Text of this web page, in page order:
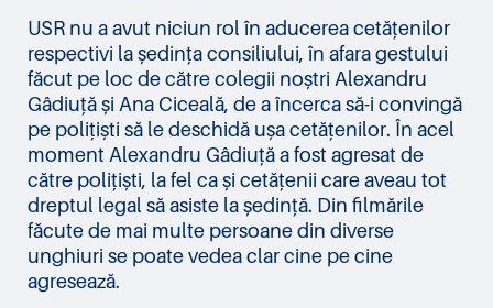
USR nu a avut niciun rol în aducerea cetățenilor
respectivi la ședința consiliului, în afara gestului
făcut pe loc de către colegii noștri Alexandru
Gâdiuță și Ana Ciceală, de a încerca să-i convingă
pe polițiști să le deschidă ușa cetățenilor. În acel
moment Alexandru Gâdiuță a fost agresat de
către polițiști, la fel ca și cetățenii care aveau tot
dreptul legal să asiste la ședință. Din filmările
făcute de mai multe persoane din diverse
unghiuri se poate vedea clar cine pe cine
agresează.